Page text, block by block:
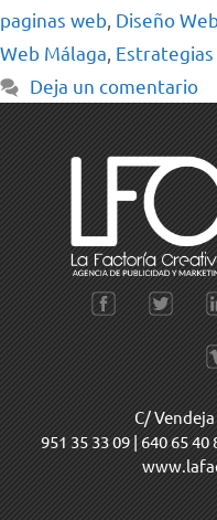
paginas web, Diseño
Web Málaga,
Deja un comentario
C/
951 35 33 09 | 640 65 40